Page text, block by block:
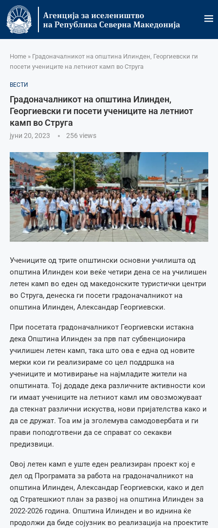
Home » Градоначалникот на општина Илинден, Георгиевски ги
посети учениците на летниот камп во Струга
ВЕСТИ
Градоначалникот на општина Илинден,
Георгиевски ги посети учениците на летниот
камп во Струга
јуни 20, 2023 256 views
Учениците од трите општински основни училишта од
општина Илинден кои веќе четири дена се на училишен
летен камп во еден од македонските туристички центри
во Струга, денеска ги посети градоначалникот на
општина Илинден, Александар Георгиевски.
При посетата градоначалникот Георгиевски истакна
дека Општина Илинден за прв пат субвенционира
училишен летен камп, така што ова е една од новите
мерки кои ги реализираме со цел поддршка на
учениците и мотивирање на најмладите жители на
општината. Тој додаде дека различните активности кои
ги имаат учениците на летниот камл им овозможуваат
да стекнат различни искуства, нови пријателства како и
да се дружат. Тоа им ја зголемува самодовербата и ги
прави поподготвени да се справат со секакви
предизвици.
Овој летен камп е уште еден реализиран проект кој е
дел од Програмата за работа на градоначалникот на
општина Илинден, Александар Георгиевски, како и дел
од Стратешкиот план за развој на општина Илинден за
2022-2026 година. Општина Илинден и во иднина ќе
продолжи да биде сојузник во реализација на проектите